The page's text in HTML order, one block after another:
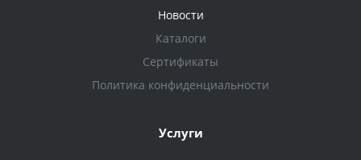
Новости
Каталоги
Сертификаты
Политика конфиденциальности
Услуги